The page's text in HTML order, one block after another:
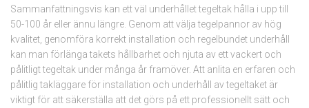
Sammanfattningsvis kan ett väl underhållet tegeltak hålla i upp till
50-100 år eller ännu längre. Genom att välja tegelpannor av hög
kvalitet, genomföra korrekt installation och regelbundet underhåll
kan man förlänga takets hållbarhet och njuta av ett vackert och
pålitligt tegeltak under många år framöver. Att anlita en erfaren och
pålitlig takläggare för installation och underhåll av tegeltaket är
viktigt för att säkerställa att det görs på ett professionellt sätt och